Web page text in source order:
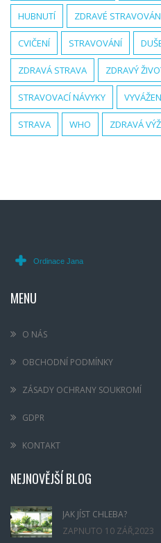
HUBNUTÍ ZDRAVÉ
CVIČENÍ STRAVOVÁNÍ
ZDRAVÁ STRAVA ZDRAVÝ
STRAVOVACÍ NÁVYKY
STRAVA WHO ZDRAVÁ
MENU
O NÁS
OBCHODNÍ PODMÍNKY
ZÁSADY OCHRANY SOUKROMÍ
GDPR
KONTAKT
NEJNOVĚJŠÍ BLOG
JAK JÍST CHLEBA?
ZAPNUTO 10 ZÁŘ,2023